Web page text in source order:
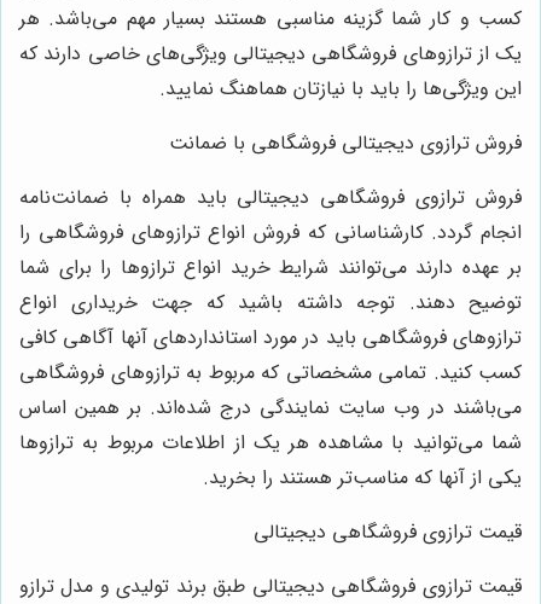
کسب و کار شما گزینه مناسبی هستند بسیار مهم می‌باشد. هر
یک از ترازوهای فروشگاهی دیجیتالی ویژگی‌های خاصی دارند که
این ویژگی‌ها را باید با نیازتان هماهنگ نمایید.
فروش ترازوی دیجیتالی فروشگاهی با ضمانت
فروش ترازوی فروشگاهی دیجیتالی باید همراه با ضمانت‌نامه
انجام گردد. کارشناسانی که فروش انواع ترازوهای فروشگاهی را
بر عهده دارند می‌توانند شرایط خرید انواع ترازوها را برای شما
توضیح دهند. توجه داشته باشید که جهت خریداری انواع
ترازوهای فروشگاهی باید در مورد استانداردهای آنها آگاهی کافی
کسب کنید. تمامی مشخصاتی که مربوط به ترازوهای فروشگاهی
می‌باشند در وب سایت نمایندگی درج شده‌اند. بر همین اساس
شما می‌توانید با مشاهده هر یک از اطلاعات مربوط به ترازوها
یکی از آنها که مناسب‌تر هستند را بخرید.
قیمت ترازوی فروشگاهی دیجیتالی
قیمت ترازوی فروشگاهی دیجیتالی طبق برند تولیدی و مدل ترازو